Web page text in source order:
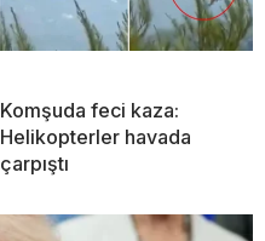
Komşuda feci kaza:
Helikopterler havada
çarpıştı